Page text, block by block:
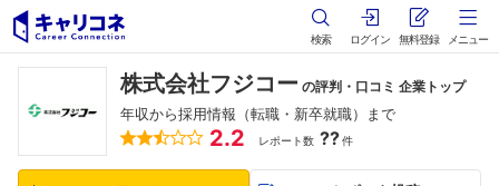
検索 ログイン 無料登録 メニュー
株式会社フジコー の評判・口コミ 企業トップ
年収から採用情報（転職・新卒就職）まで
2.2 レポート数 ??件